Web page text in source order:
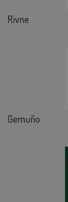
Rivne
Gemuño